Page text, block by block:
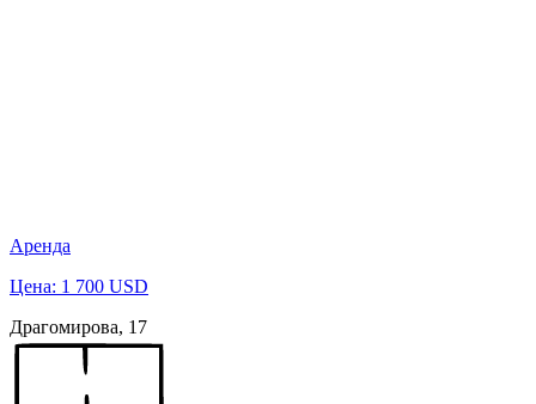
Аренда
Цена: 1 700 USD
Драгомирова, 17